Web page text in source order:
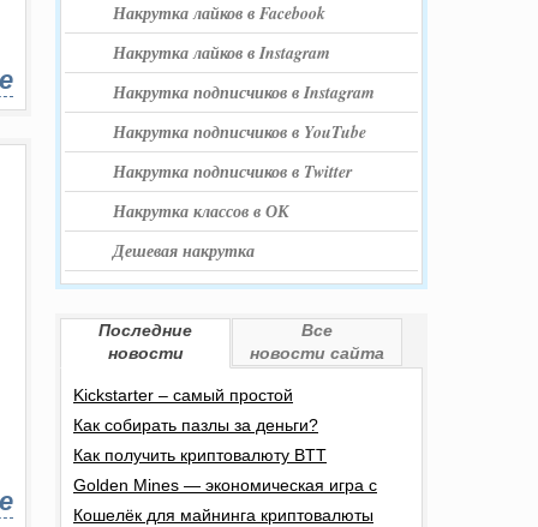
Накрутка лайков в Facebook
Накрутка лайков в Instagram
Накрутка подписчиков в Instagram
Накрутка подписчиков в YouTube
Накрутка подписчиков в Twitter
Накрутка классов в ОК
Дешевая накрутка
Последние
новости
Все
новости сайта
Kickstarter – самый простой
Как собирать пазлы за деньги?
Как получить криптовалюту BTT
Golden Mines — экономическая игра с
Кошелёк для майнинга криптовалюты